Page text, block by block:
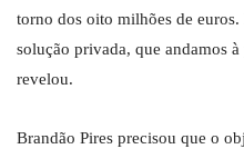
torno dos oito milhões de
solução privada, que andamos
revelou.
Brandão Pires precisou que o